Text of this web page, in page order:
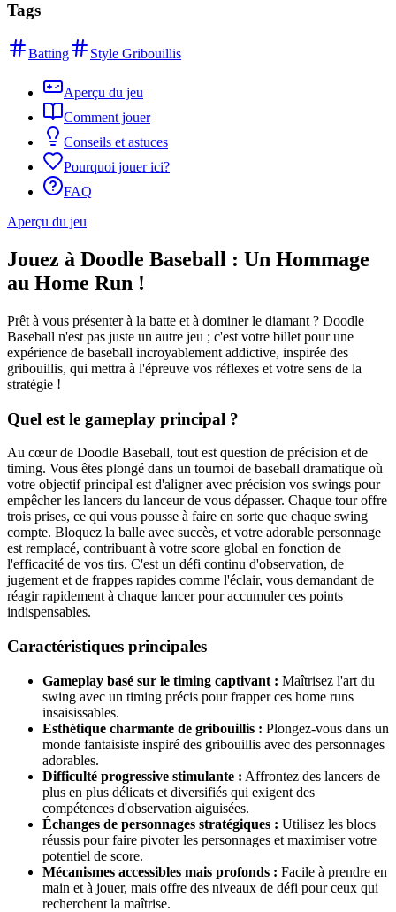
Tags
Batting Style Gribouillis
Aperçu du jeu
Comment jouer
Conseils et astuces
Pourquoi jouer ici?
FAQ
Aperçu du jeu
Jouez à Doodle Baseball : Un Hommage
au Home Run !
Prêt à vous présenter à la batte et à dominer le diamant ? Doodle
Baseball n'est pas juste un autre jeu ; c'est votre billet pour une
expérience de baseball incroyablement addictive, inspirée des
gribouillis, qui mettra à l'épreuve vos réflexes et votre sens de la
stratégie !
Quel est le gameplay principal ?
Au cœur de Doodle Baseball, tout est question de précision et de
timing. Vous êtes plongé dans un tournoi de baseball dramatique où
votre objectif principal est d'aligner avec précision vos swings pour
empêcher les lancers du lanceur de vous dépasser. Chaque tour offre
trois prises, ce qui vous pousse à faire en sorte que chaque swing
compte. Bloquez la balle avec succès, et votre adorable personnage
est remplacé, contribuant à votre score global en fonction de
l'efficacité de vos tirs. C'est un défi continu d'observation, de
jugement et de frappes rapides comme l'éclair, vous demandant de
réagir rapidement à chaque lancer pour accumuler ces points
indispensables.
Caractéristiques principales
Gameplay basé sur le timing captivant : Maîtrisez l'art du
swing avec un timing précis pour frapper ces home runs
insaisissables.
Esthétique charmante de gribouillis : Plongez-vous dans un
monde fantaisiste inspiré des gribouillis avec des personnages
adorables.
Difficulté progressive stimulante : Affrontez des lancers de
plus en plus délicats et diversifiés qui exigent des
compétences d'observation aiguisées.
Échanges de personnages stratégiques : Utilisez les blocs
réussis pour faire pivoter les personnages et maximiser votre
potentiel de score.
Mécanismes accessibles mais profonds : Facile à prendre en
main et à jouer, mais offre des niveaux de défi pour ceux qui
recherchent la maîtrise.